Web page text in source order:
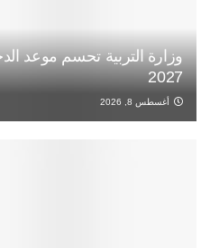
2027
أغسطس 8, 2026